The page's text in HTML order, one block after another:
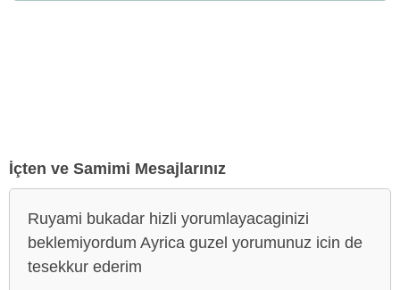
İçten ve Samimi Mesajlarınız
Ruyami bukadar hizli yorumlayacaginizi
beklemiyordum Ayrica guzel yorumunuz icin de
tesekkur ederim